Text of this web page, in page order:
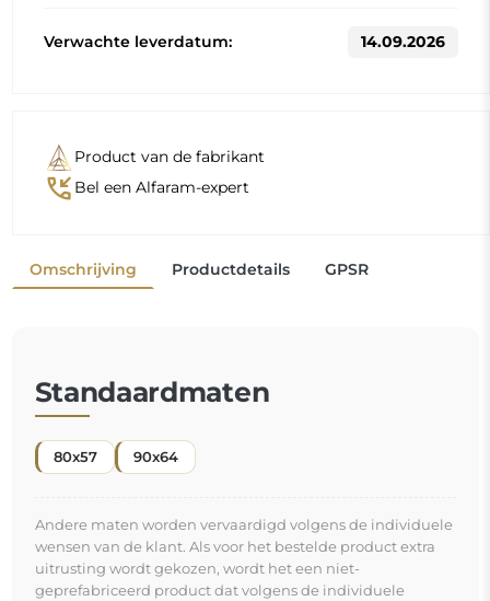
Verwachte leverdatum: 14.09.2026
Product van de fabrikant
phone_callback Bel een Alfaram-expert
Omschrijving Productdetails GPSR
Standaardmaten
80x57 90x64
Andere maten worden vervaardigd volgens de individuele
wensen van de klant. Als voor het bestelde product extra
uitrusting wordt gekozen, wordt het een niet-
geprefabriceerd product dat volgens de individuele